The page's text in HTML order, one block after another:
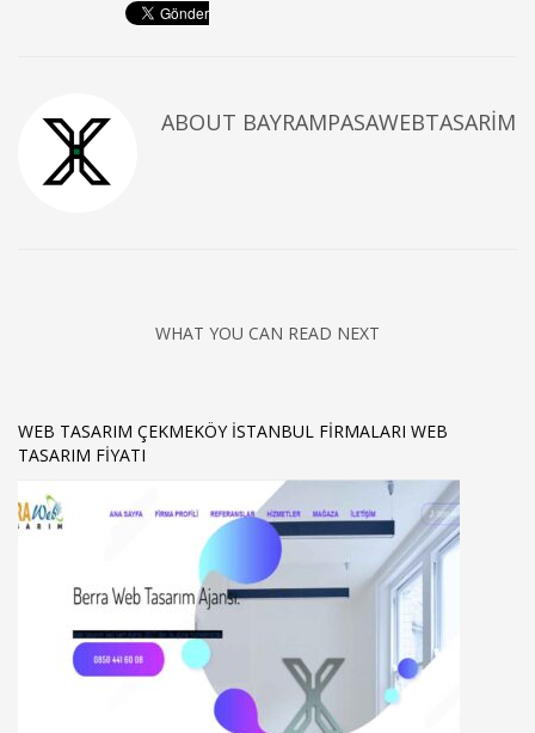
ABOUT BAYRAMPASAWEBTASARIM
WHAT YOU CAN READ NEXT
WEB TASARIM ÇEKMEKÖY ISTANBUL FIRMALARI WEB
TASARIM FIYATI